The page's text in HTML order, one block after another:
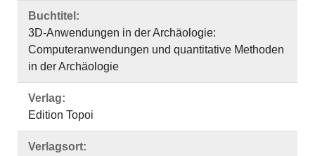
Buchtitel:
3D-Anwendungen in der Archäologie:
Computeranwendungen und quantitative Methoden
in der Archäologie
Verlag:
Edition Topoi
Verlagsort: